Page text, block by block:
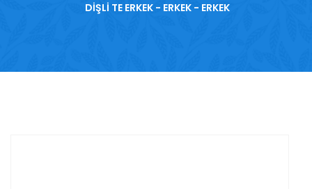
DIŞLI TE ERKEK - ERKEK - ERKEK